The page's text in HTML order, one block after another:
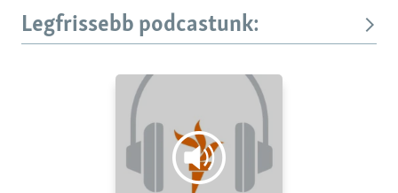
Legfrissebb podcastunk: